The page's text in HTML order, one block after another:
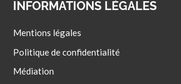
INFORMATIONS LÉGALES
Mentions légales
Politique de confidentialité
Médiation